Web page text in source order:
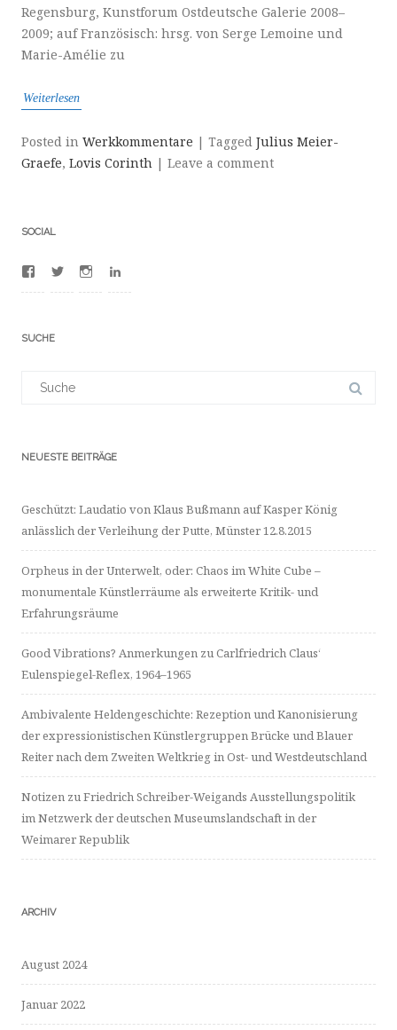
Regensburg, Kunstforum Ostdeutsche Galerie 2008–
2009; auf Französisch: hrsg. von Serge Lemoine und
Marie-Amélie zu
Weiterlesen
Posted in Werkkommentare | Tagged Julius Meier-
Graefe, Lovis Corinth | Leave a comment
SOCIAL
Profil
anzeigen
Profil Profil
SUCHE
für:
NEUESTE BEITRÄGE
Geschützt: Laudatio von Klaus Bußmann auf Kasper König
anlässlich der Verleihung der Putte, Münster 12.8.2015
Orpheus in der Unterwelt, oder: Chaos im White Cube –
monumentale Künstlerräume als erweiterte Kritik- und
Erfahrungsräume
Good Vibrations? Anmerkungen zu Carlfriedrich Claus‘
Eulenspiegel-Reflex, 1964–1965
Ambivalente Heldengeschichte: Rezeption und Kanonisierung
der expressionistischen Künstlergruppen Brücke und Blauer
Reiter nach dem Zweiten Weltkrieg in Ost- und Westdeutschland
Notizen zu Friedrich Schreiber-Weigands Ausstellungspolitik
im Netzwerk der deutschen Museumslandschaft in der
Weimarer Republik
ARCHIV
August 2024
Januar 2022